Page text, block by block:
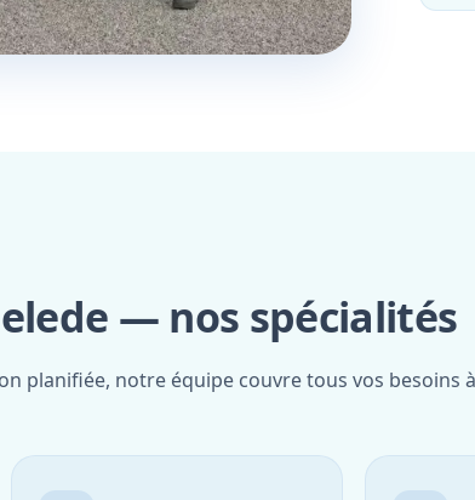
— nos spécialités
planifiée, notre équipe couvre tous vos besoins